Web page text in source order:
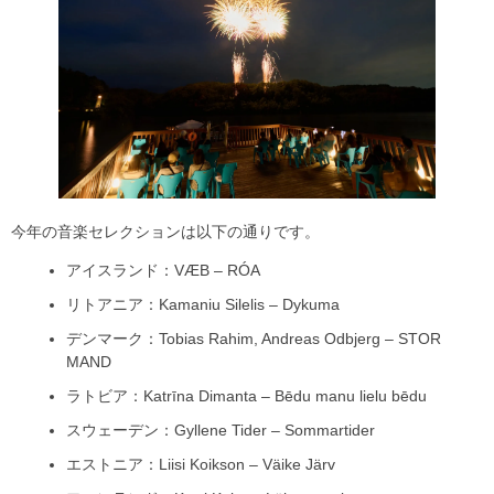
今年の音楽セレクションは以下の通りです。
アイスランド：VÆB – RÓA
リトアニア：Kamaniu Silelis – Dykuma
デンマーク：Tobias Rahim, Andreas Odbjerg – STOR
MAND
ラトビア：Katrīna Dimanta – Bēdu manu lielu bēdu
スウェーデン：Gyllene Tider – Sommartider
エストニア：Liisi Koikson – Väike Järv